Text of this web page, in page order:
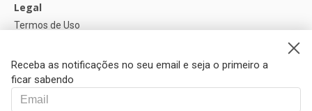
Receba as notificações no seu email e seja o primeiro a
ficar sabendo
Legal
Termos de Uso
Política de Cookies
Ajuda
FAQ